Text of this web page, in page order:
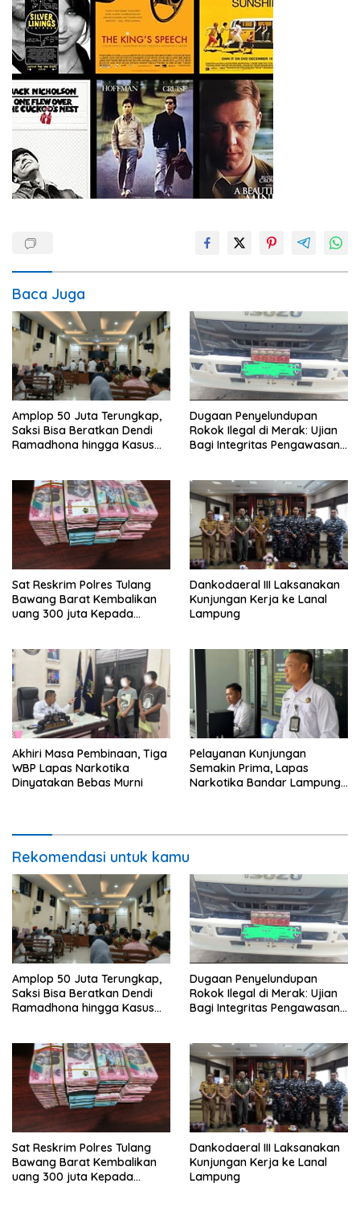
Baca Juga
Amplop 50 Juta Terungkap,
Saksi Bisa Beratkan Dendi
Ramadhona hingga Kasus
Dugaan Penyelundupan
Rokok Ilegal di Merak: Ujian
Bagi Integritas Pengawasan
Sat Reskrim Polres Tulang
Bawang Barat Kembalikan
uang 300 juta Kepada
Dankodaeral III Laksanakan
Kunjungan Kerja ke Lanal
Lampung
Akhiri Masa Pembinaan, Tiga
WBP Lapas Narkotika
Dinyatakan Bebas Murni
Pelayanan Kunjungan
Semakin Prima, Lapas
Narkotika Bandar Lampung
Rekomendasi untuk kamu
Amplop 50 Juta Terungkap,
Saksi Bisa Beratkan Dendi
Ramadhona hingga Kasus
Dugaan Penyelundupan
Rokok Ilegal di Merak: Ujian
Bagi Integritas Pengawasan
Sat Reskrim Polres Tulang
Bawang Barat Kembalikan
uang 300 juta Kepada
Dankodaeral III Laksanakan
Kunjungan Kerja ke Lanal
Lampung